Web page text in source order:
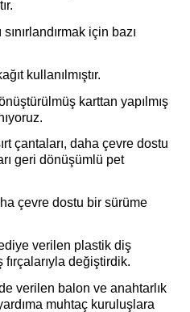
için bazı
kullanılmıştır.
karttan yapılmış
çantaları, daha çevre dostu
geri dönüşümlü pet
çevre dostu bir sürüme
verilen plastik diş
fırçalarıyla değiştirdik.
verilen balon ve anahtarlık
muhtaç kuruluşlara